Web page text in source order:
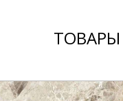
ТОВАРЫ